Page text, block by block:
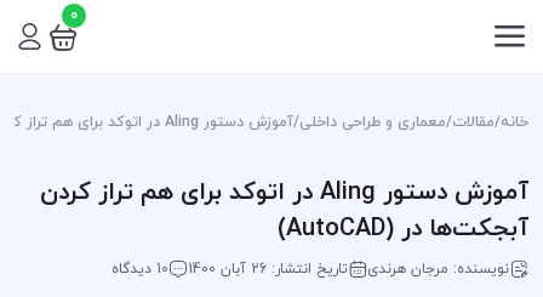
0
خانه/مقالات/معماری و طراحی داخلی/آموزش دستور Aling در اتوکد برای هم تراز کردن آبجکت‌ها در (AutoCAD)
آموزش دستور Aling در اتوکد برای هم تراز کردن
آبجکت‌ها در (AutoCAD)
نویسنده: مرجان هرندی تاریخ انتشار: 26 آبان 1400 10 دیدگاه